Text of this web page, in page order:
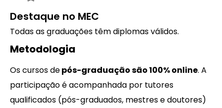
Destaque no MEC
Todas as graduações têm diplomas válidos.
Metodologia
Os cursos depós-graduação são 100% online. A
participação é acompanhada por tutores
qualificados (pós-graduados, mestres e doutores)